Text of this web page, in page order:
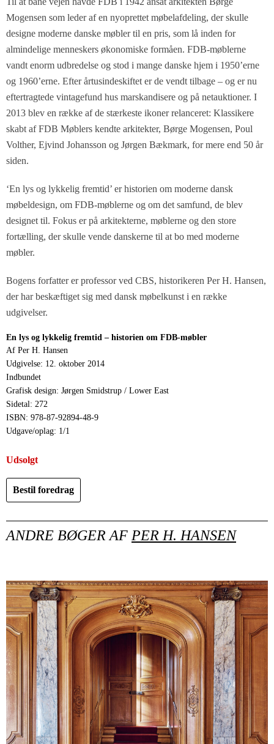
Mogensen som leder af en nyoprettet møbelafdeling, der skulle
designe moderne danske møbler til en pris, som lå inden for
almindelige menneskers økonomiske formåen. FDB-møblerne
vandt enorm udbredelse og stod i mange danske hjem i 1950’erne
og 1960’erne. Efter årtusindeskiftet er de vendt tilbage – og er nu
eftertragtede vintagefund hus marskandisere og på netauktioner. I
2013 blev en række af de stærkeste ikoner relanceret: Klassikere
skabt af FDB Møblers kendte arkitekter, Børge Mogensen, Poul
Volther, Ejvind Johansson og Jørgen Bækmark, for mere end 50 år
siden.
‘En lys og lykkelig fremtid’ er historien om moderne dansk
møbeldesign, om FDB-møblerne og om det samfund, de blev
designet til. Fokus er på arkitekterne, møblerne og den store
fortælling, der skulle vende danskerne til at bo med moderne
møbler.
Bogens forfatter er professor ved CBS, historikeren Per H. Hansen,
der har beskæftiget sig med dansk møbelkunst i en række
udgivelser.
En lys og lykkelig fremtid – historien om FDB-møbler
Af Per H. Hansen
Udgivelse: 12. oktober 2014
Indbundet
Grafisk design: Jørgen Smidstrup / Lower East
Sidetal: 272
ISBN: 978-87-92894-48-9
Udgave/oplag: 1/1
Udsolgt
Bestil foredrag
ANDRE BØGER AF PER H. HANSEN